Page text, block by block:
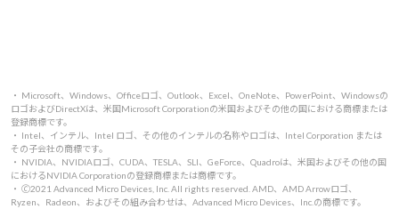
・ Microsoft、Windows、Officeロゴ、Outlook、Excel、OneNote、PowerPoint、Windowsの
ロゴおよびDirectXは、米国Microsoft Corporationの米国およびその他の国における商標または
登録商標です。
・ Intel、インテル、Intel ロゴ、その他のインテルの名称やロゴは、Intel Corporation または
その子会社の商標です。
・ NVIDIA、NVIDIAロゴ、CUDA、TESLA、SLI、GeForce、Quadroは、米国およびその他の国
におけるNVIDIA Corporationの登録商標または商標です。
・ 🄫2021 Advanced Micro Devices, Inc. All rights reserved. AMD、AMD Arrowロゴ、
Ryzen、Radeon、およびその組み合わせは、Advanced Micro Devices、Inc.の商標です。